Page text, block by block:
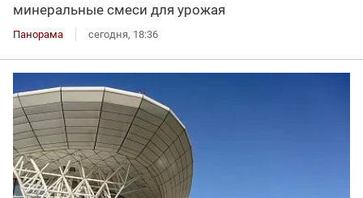
минеральные смеси для урожая
Панорама сегодня, 18:36